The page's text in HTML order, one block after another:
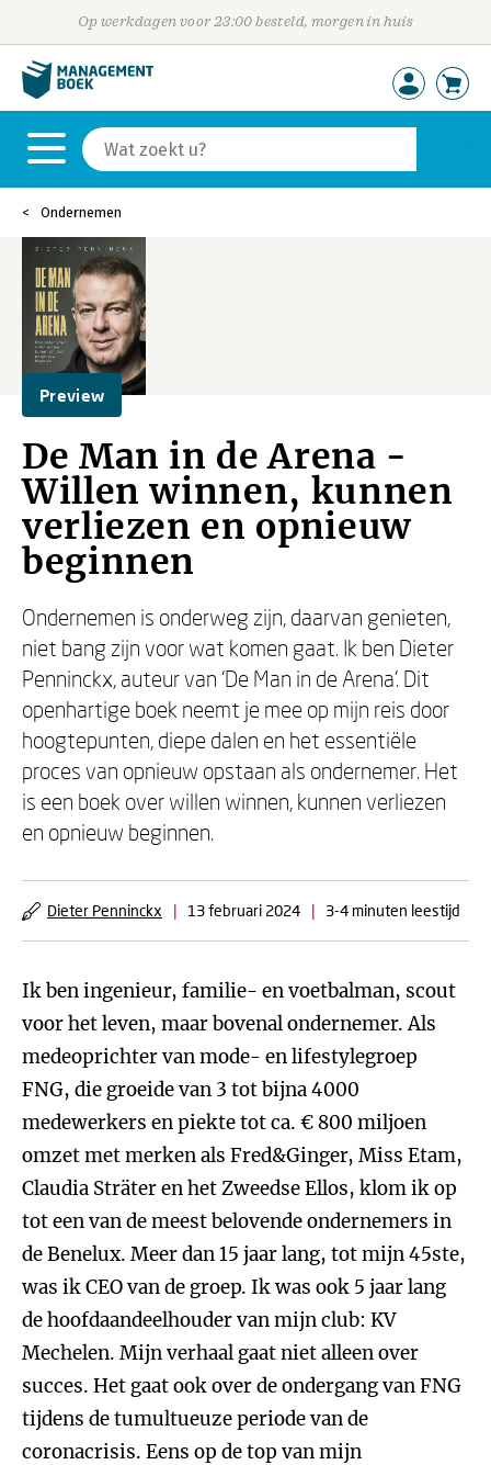
Op werkdagen voor 23:00 besteld, morgen in huis
Ondernemen
Preview
De Man in de Arena -
Willen winnen, kunnen
verliezen en opnieuw
beginnen
Ondernemen is onderweg zijn, daarvan genieten,
niet bang zijn voor wat komen gaat. Ik ben Dieter
Penninckx, auteur van ‘De Man in de Arena’. Dit
openhartige boek neemt je mee op mijn reis door
hoogtepunten, diepe dalen en het essentiële
proces van opnieuw opstaan als ondernemer. Het
is een boek over willen winnen, kunnen verliezen
en opnieuw beginnen.
Dieter Penninckx | 13 februari 2024 | 3-4 minuten leestijd
Ik ben ingenieur, familie- en voetbalman, scout
voor het leven, maar bovenal ondernemer. Als
medeoprichter van mode- en lifestylegroep
FNG, die groeide van 3 tot bijna 4000
medewerkers en piekte tot ca. € 800 miljoen
omzet met merken als Fred&Ginger, Miss Etam,
Claudia Sträter en het Zweedse Ellos, klom ik op
tot een van de meest belovende ondernemers in
de Benelux. Meer dan 15 jaar lang, tot mijn 45ste,
was ik CEO van de groep. Ik was ook 5 jaar lang
de hoofdaandeelhouder van mijn club: KV
Mechelen. Mijn verhaal gaat niet alleen over
succes. Het gaat ook over de ondergang van FNG
tijdens de tumultueuze periode van de
coronacrisis. Eens op de top van mijn